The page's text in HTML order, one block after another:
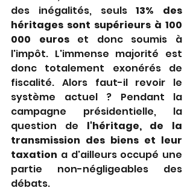
des inégalités, seuls 13% des
héritages sont supérieurs à 100
000 euros et donc soumis à
l'impôt. L'immense majorité est
donc totalement exonérés de
fiscalité. Alors faut-il revoir le
système actuel ? Pendant la
campagne présidentielle, la
question de l'héritage, de la
transmission des biens et leur
taxation a d'ailleurs occupé une
partie non-négligeables des
débats.